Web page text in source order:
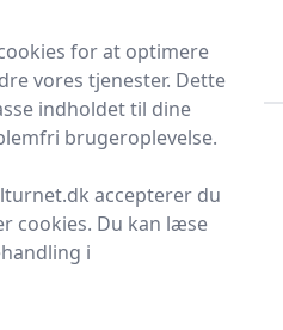
Sæbe og shampoo
på lager
for at optimere
vores tjenester. Dette
indholdet til dine
brugeroplevelse.
accepterer du
cookies. Du kan læse
i